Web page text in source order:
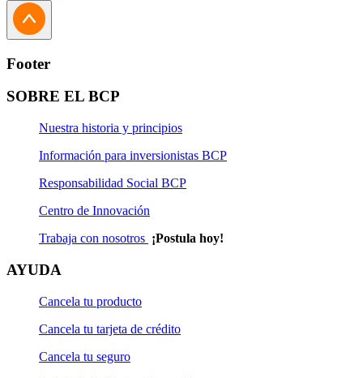
Footer
SOBRE EL BCP
Nuestra historia y principios
Información para inversionistas BCP
Responsabilidad Social BCP
Centro de Innovación
Trabaja con nosotros ¡Postula hoy!
AYUDA
Cancela tu producto
Cancela tu tarjeta de crédito
Cancela tu seguro